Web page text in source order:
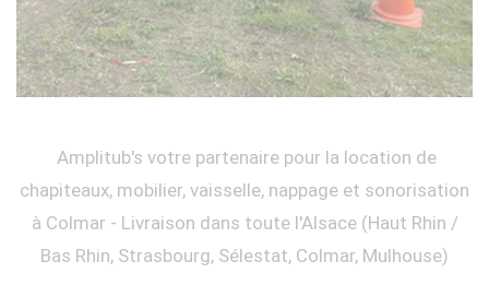
Amplitub's votre partenaire pour la location de
chapiteaux, mobilier, vaisselle, nappage et sonorisation
à Colmar - Livraison dans toute l'Alsace (Haut Rhin /
Bas Rhin, Strasbourg, Sélestat, Colmar, Mulhouse)